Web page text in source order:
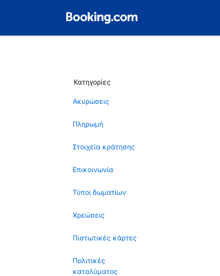
Κατηγορίες
Ακυρώσεις
Πληρωμή
Στοιχεία κράτησης
Επικοινωνία
Τύποι δωματίων
Χρεώσεις
Πιστωτικές κάρτες
Πολιτικές
καταλύματος